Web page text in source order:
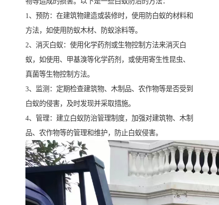
1、预防：在建筑物建造或装修时，使用防白蚁的材料和
方法，如使用防蚁木材、防蚁涂料等。
2、消灭白蚁：使用化学药剂或生物控制方法来消灭白
蚁，如使用、甲基溴等化学药剂，或使用寄生性昆虫、
真菌等生物控制方法。
3、监测：定期检查建筑物、木制品、农作物等是否受到
白蚁的侵害，及时发现并采取措施。
4、管理：建立白蚁防治管理制度，加强对建筑物、木制
品、农作物等的管理和维护，防止白蚁侵害。